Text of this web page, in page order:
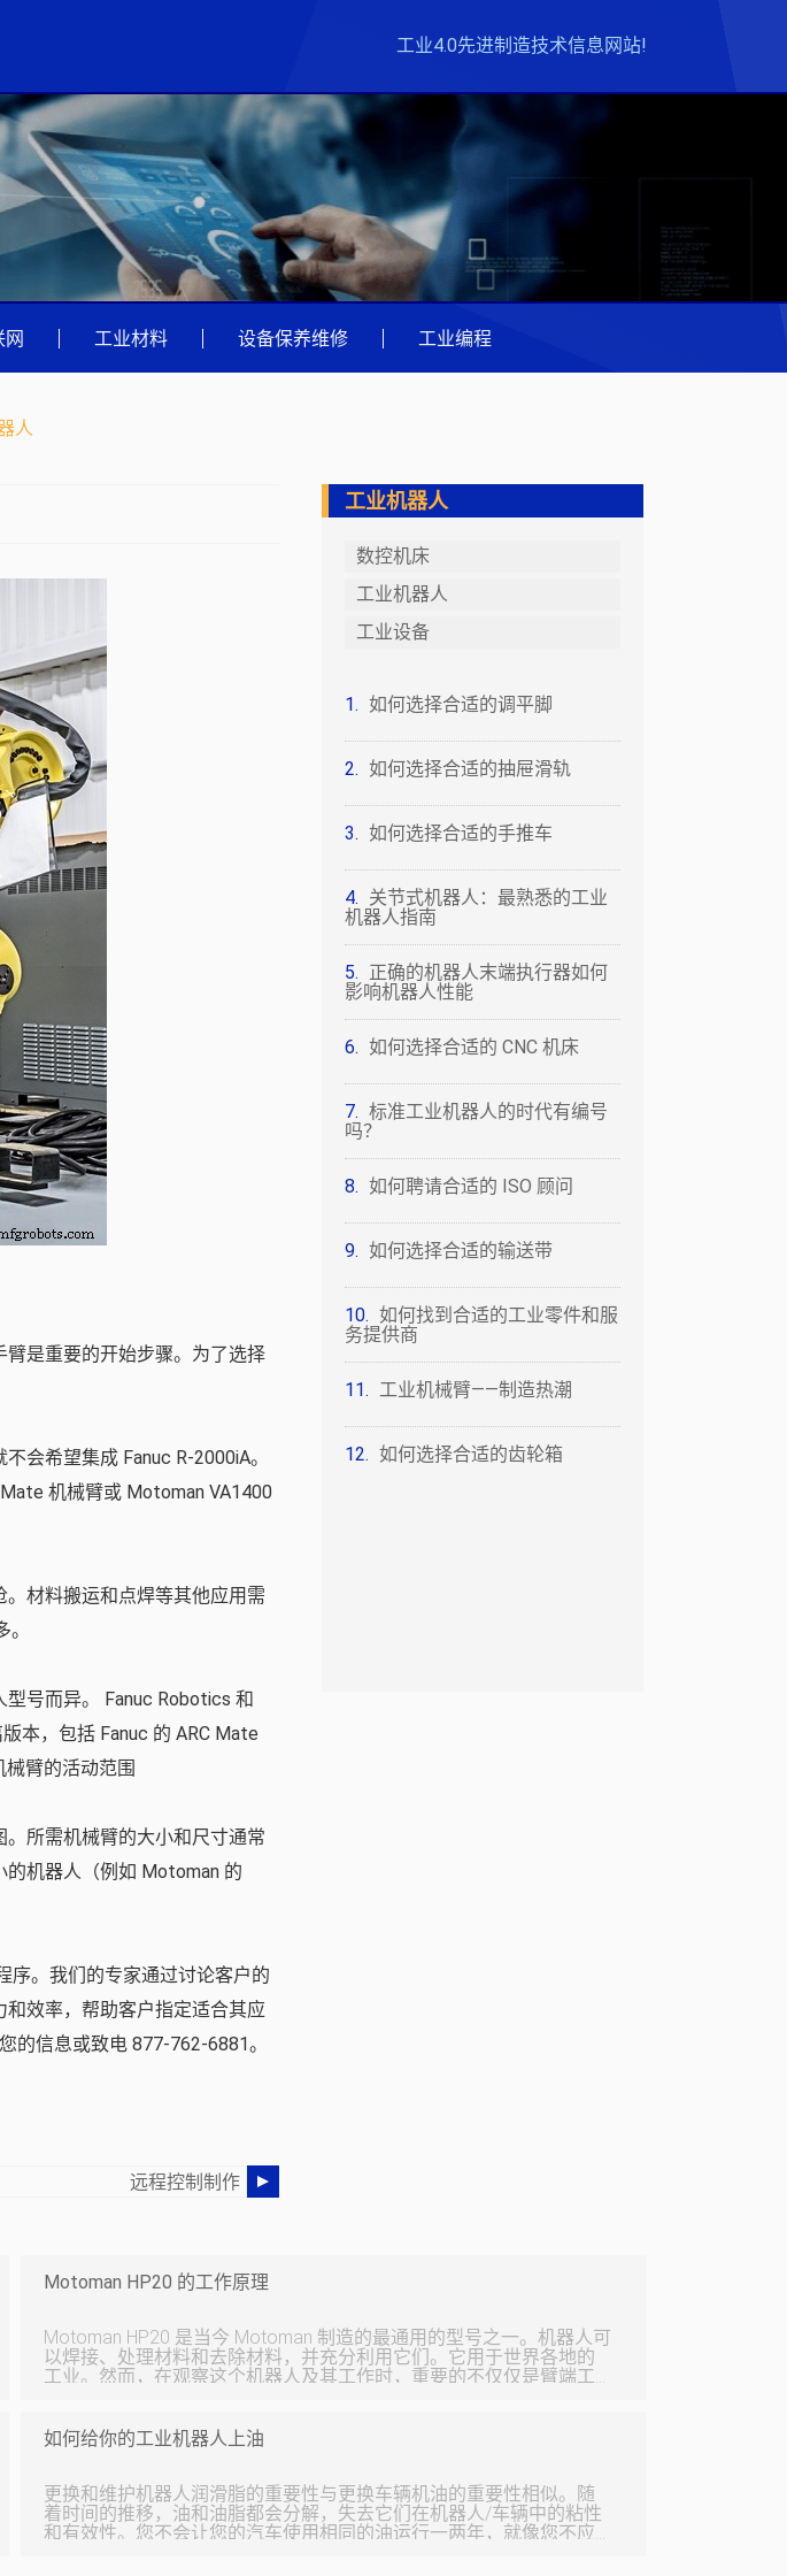
工业4.0先进制造技术信息网站!
网 工业材料 设备保养维修 工业编程
人
是重要的开始步骤。为了选择
会希望集成 Fanuc R-2000iA。
机械臂或 Motoman VA1400
材料搬运和点焊等其他应用需
号而异。 Fanuc Robotics 和
本，包括 Fanuc 的 ARC Mate
臂的活动范围
所需机械臂的大小和尺寸通常
机器人（例如 Motoman 的
序。我们的专家通过讨论客户的
效率，帮助客户指定适合其应
的信息或致电 877-762-6881。
远程控制制作
工业机器人
数控机床
工业机器人
工业设备
如何选择合适的调平脚
如何选择合适的抽屉滑轨
如何选择合适的手推车
关节式机器人：最熟悉的工业
机器人指南
正确的机器人末端执行器如何
影响机器人性能
如何选择合适的 CNC 机床
标准工业机器人的时代有编号
吗？
如何聘请合适的 ISO 顾问
如何选择合适的输送带
如何找到合适的工业零件和服
务提供商
工业机械臂——制造热潮
如何选择合适的齿轮箱
Motoman HP20 的工作原理
Motoman HP20 是当今 Motoman 制造的最通用的型号之一。机器人可
以焊接、处理材料和去除材料，并充分利用它们。它用于世界各地的
工业。然而，在观察这个机器人及其工作时，重要的不仅仅是臂端工
至机器人的齿轮，机器人将无法在工作现场高效地移动或执行流程。
有四个伺服电机，零件号为 SGMRS-12A2B-YR11、SGMRS-13A2A-
Motoman HP-20 的
如何给你的工业机器人上油
更换和维护机器人润滑脂的重要性与更换车辆机油的重要性相似。随
着时间的推移，油和油脂都会分解，失去它们在机器人/车辆中的粘性
和有效性。您不会让您的汽车使用相同的油运行一两年，就像您不应